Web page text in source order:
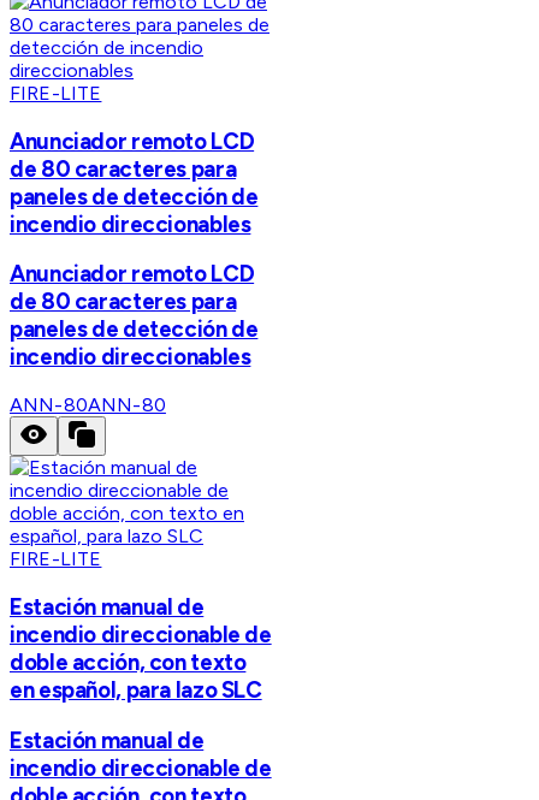
FIRE-LITE
Anunciador remoto LCD
de 80 caracteres para
paneles de detección de
incendio direccionables
Anunciador remoto LCD
de 80 caracteres para
paneles de detección de
incendio direccionables
ANN-80ANN-80
FIRE-LITE
Estación manual de
incendio direccionable de
doble acción, con texto
en español, para lazo SLC
Estación manual de
incendio direccionable de